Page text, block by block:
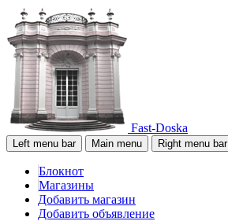
Fast-Doska
Left menu bar Main menu Right menu bar
Блокнот
Магазины
Добавить магазин
Добавить объявление